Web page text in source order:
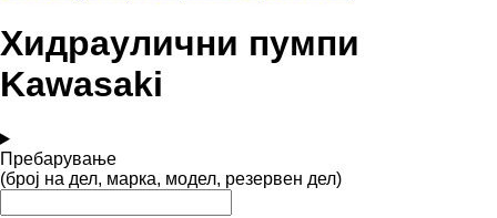
Хидраулични пумпи
Kawasaki
Пребарување
(број на дел, марка, модел, резервен дел)